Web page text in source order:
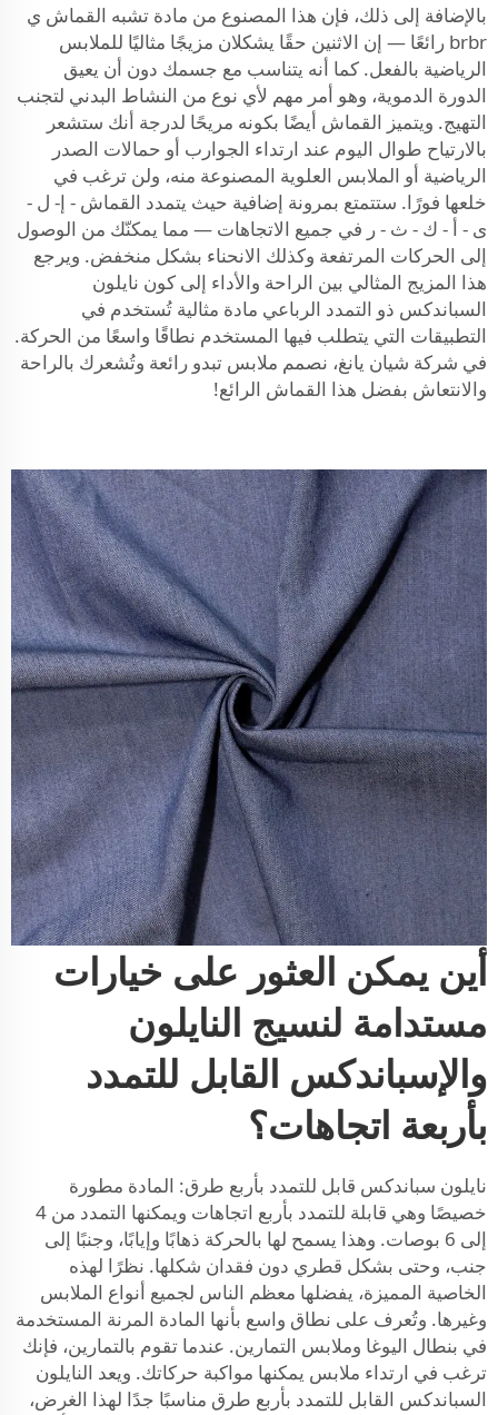
بالإضافة إلى ذلك، فإن هذا المصنوع من مادة تشبه القماش ي
brbr رائعًا — إن الاثنين حقًا يشكلان مزيجًا مثاليًا للملابس
الرياضية بالفعل. كما أنه يتناسب مع جسمك دون أن يعيق
الدورة الدموية، وهو أمر مهم لأي نوع من النشاط البدني لتجنب
التهيج. ويتميز القماش أيضًا بكونه مريحًا لدرجة أنك ستشعر
بالارتياح طوال اليوم عند ارتداء الجوارب أو حمالات الصدر
الرياضية أو الملابس العلوية المصنوعة منه، ولن ترغب في
خلعها فورًا. ستتمتع بمرونة إضافية حيث يتمدد القماش - إ- ل -
ى - أ - ك - ث - ر في جميع الاتجاهات — مما يمكنّك من الوصول
إلى الحركات المرتفعة وكذلك الانحناء بشكل منخفض. ويرجع
هذا المزيج المثالي بين الراحة والأداء إلى كون نايلون
السباندكس ذو التمدد الرباعي مادة مثالية تُستخدم في
التطبيقات التي يتطلب فيها المستخدم نطاقًا واسعًا من الحركة.
في شركة شيان يانغ، نصمم ملابس تبدو رائعة وتُشعرك بالراحة
والانتعاش بفضل هذا القماش الرائع!
أين يمكن العثور على خيارات
مستدامة لنسيج النايلون
والإسباندكس القابل للتمدد
بأربعة اتجاهات؟
نايلون سباندكس قابل للتمدد بأربع طرق: المادة مطورة
خصيصًا وهي قابلة للتمدد بأربع اتجاهات ويمكنها التمدد من 4
إلى 6 بوصات. وهذا يسمح لها بالحركة ذهابًا وإيابًا، وجنبًا إلى
جنب، وحتى بشكل قطري دون فقدان شكلها. نظرًا لهذه
الخاصية المميزة، يفضلها معظم الناس لجميع أنواع الملابس
وغيرها. وتُعرف على نطاق واسع بأنها المادة المرنة المستخدمة
في بنطال اليوغا وملابس التمارين. عندما تقوم بالتمارين، فإنك
ترغب في ارتداء ملابس يمكنها مواكبة حركاتك. ويعد النايلون
السباندكس القابل للتمدد بأربع طرق مناسبًا جدًا لهذا الغرض،